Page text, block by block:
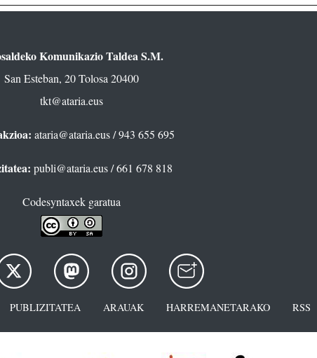
Komunikazio Taldea S.M.
San Esteban, 20 Tolosa 20400
tkt@ataria.eus
ataria@ataria.eus/ 943 655 695
publi@ataria.eus/ 661 678 818
Codesyntaxek garatua
PUBLIZITATEA ARAUAK HARREMANETARAKO RSS